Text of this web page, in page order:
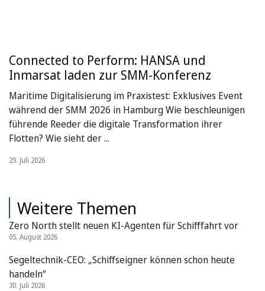
Connected to Perform: HANSA und
Inmarsat laden zur SMM-Konferenz
Maritime Digitalisierung im Praxistest: Exklusives Event
während der SMM 2026 in Hamburg Wie beschleunigen
führende Reeder die digitale Transformation ihrer
Flotten? Wie sieht der ...
29. Juli 2026
Weitere Themen
Zero North stellt neuen KI-Agenten für Schifffahrt vor
05. August 2026
Segeltechnik-CEO: „Schiffseigner können schon heute
handeln“
30. Juli 2026